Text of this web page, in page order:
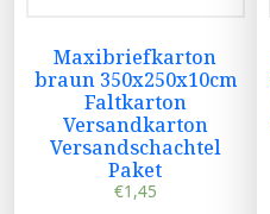
Maxibriefkarton
braun 350x250x10cm
Faltkarton
Versandkarton
Versandschachtel
Paket
€1,45